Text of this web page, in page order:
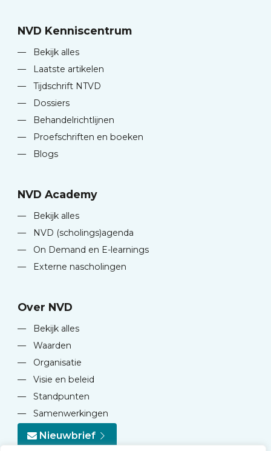
NVD Kenniscentrum
—
Bekijk alles
—
Laatste artikelen
—
Tijdschrift NTVD
—
Dossiers
—
Behandelrichtlijnen
—
Proefschriften en boeken
—
Blogs
NVD Academy
—
Bekijk alles
—
NVD (scholings)agenda
—
On Demand en E-learnings
—
Externe nascholingen
Over NVD
—
Bekijk alles
—
Waarden
—
Organisatie
—
Visie en beleid
—
Standpunten
—
Samenwerkingen
Nieuwbrief